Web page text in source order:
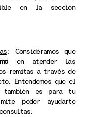
en la sección
: Consideramos que
en atender las
remitas a través de
Entendemos que el
también es para tu
poder ayudarte